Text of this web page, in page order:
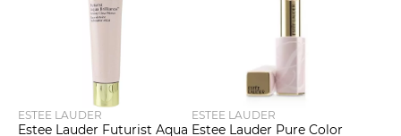
ESTEE LAUDER
Estee Lauder Futurist Aqua
ESTEE LAUDER
Estee Lauder Pure Color